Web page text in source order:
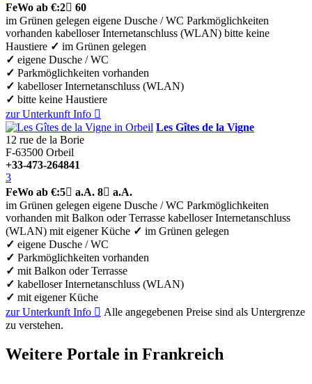
FeWo ab €:2 60
im Grünen gelegen eigene Dusche / WC Parkmöglichkeiten
vorhanden kabelloser Internetanschluss (WLAN) bitte keine
Haustiere ✓ im Grünen gelegen
✓ eigene Dusche / WC
✓ Parkmöglichkeiten vorhanden
✓ kabelloser Internetanschluss (WLAN)
✓ bitte keine Haustiere
zur Unterkunft Info 
Les Gîtes de la Vigne
12 rue de la Borie
F-63500 Orbeil
+33-473-264841
3
FeWo ab €:5 a.A. 8 a.A.
im Grünen gelegen eigene Dusche / WC Parkmöglichkeiten
vorhanden mit Balkon oder Terrasse kabelloser Internetanschluss
(WLAN) mit eigener Küche ✓ im Grünen gelegen
✓ eigene Dusche / WC
✓ Parkmöglichkeiten vorhanden
✓ mit Balkon oder Terrasse
✓ kabelloser Internetanschluss (WLAN)
✓ mit eigener Küche
zur Unterkunft Info  Alle angegebenen Preise sind als Untergrenze
zu verstehen.
Weitere Portale in Frankreich